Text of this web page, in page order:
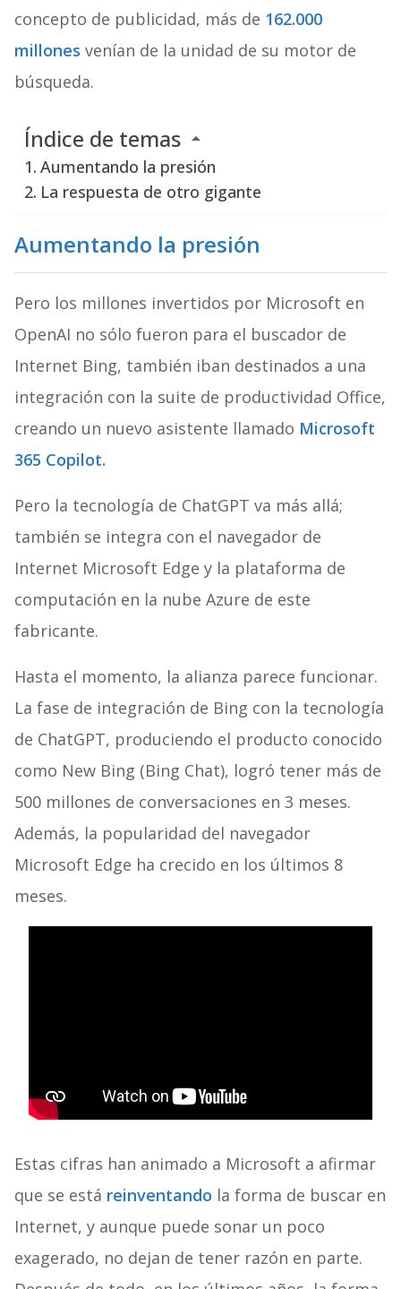
concepto de publicidad, más de 162.000
millones venían de la unidad de su motor de
búsqueda.
Índice de temas
Aumentando la presión
La respuesta de otro gigante
Aumentando la presión
Pero los millones invertidos por Microsoft en
OpenAI no sólo fueron para el buscador de
Internet Bing, también iban destinados a una
integración con la suite de productividad Office,
creando un nuevo asistente llamado Microsoft
365 Copilot.
Pero la tecnología de ChatGPT va más allá;
también se integra con el navegador de
Internet Microsoft Edge y la plataforma de
computación en la nube Azure de este
fabricante.
Hasta el momento, la alianza parece funcionar.
La fase de integración de Bing con la tecnología
de ChatGPT, produciendo el producto conocido
como New Bing (Bing Chat), logró tener más de
500 millones de conversaciones en 3 meses.
Además, la popularidad del navegador
Microsoft Edge ha crecido en los últimos 8
meses.
Estas cifras han animado a Microsoft a afirmar
que se está reinventando la forma de buscar en
Internet, y aunque puede sonar un poco
exagerado, no dejan de tener razón en parte.